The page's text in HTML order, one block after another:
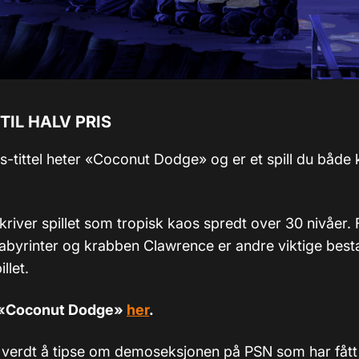
HALV PRIS
tittel heter «Coconut Dodge» og er et spill du både
spillet som tropisk kaos spredt over 30 nivåer.
og krabben Clawrence er andre viktige
Dodge» her.
å tipse om demoseksjonen på PSN som har